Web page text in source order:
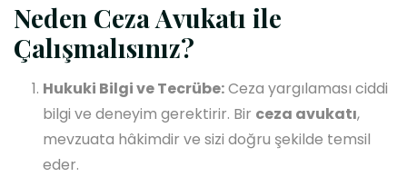
Neden Ceza Avukatı ile
Çalışmalısınız?
Hukuki Bilgi ve Tecrübe:Ceza yargılaması ciddi
bilgi ve deneyim gerektirir. Bir ceza avukatı,
mevzuata hâkimdir ve sizi doğru şekilde temsil
eder.